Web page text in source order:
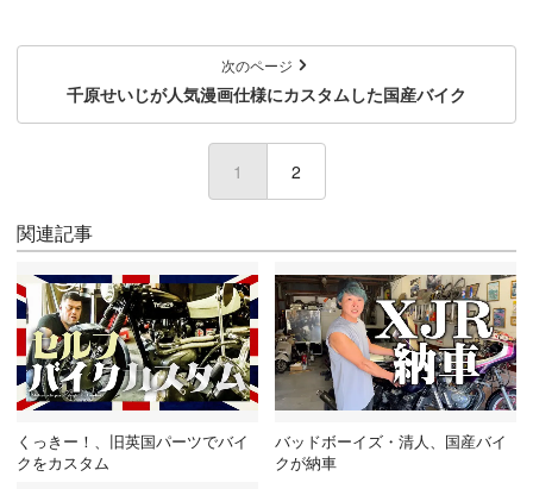
次のページ
千原せいじが人気漫画仕様にカスタムした国産バイク
1 (current)
2
関連記事
くっきー！、旧英国パーツでバイ
クをカスタム
バッドボーイズ・清人、国産バイ
クが納車